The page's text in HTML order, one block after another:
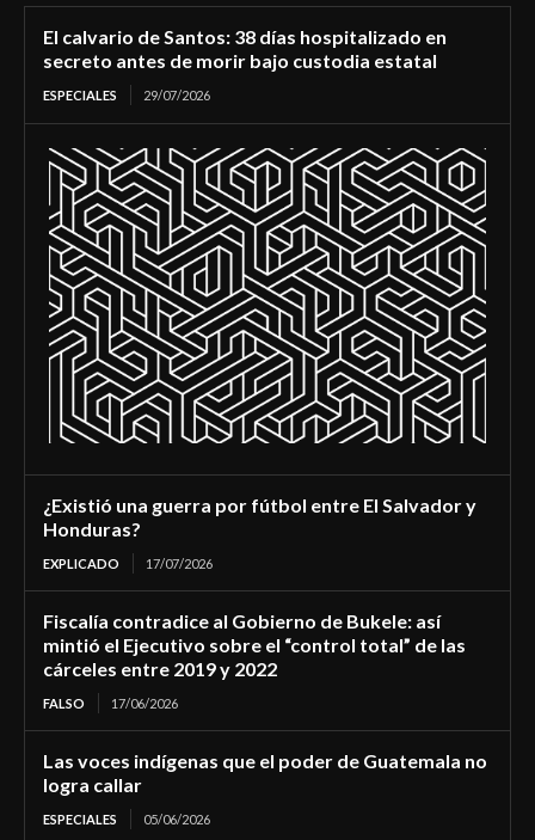
El calvario de Santos: 38 días hospitalizado en
secreto antes de morir bajo custodia estatal
ESPECIALES 29/07/2026
¿Existió una guerra por fútbol entre El Salvador y
Honduras?
EXPLICADO 17/07/2026
Fiscalía contradice al Gobierno de Bukele: así
mintió el Ejecutivo sobre el “control total” de las
cárceles entre 2019 y 2022
FALSO 17/06/2026
Las voces indígenas que el poder de Guatemala no
logra callar
ESPECIALES 05/06/2026